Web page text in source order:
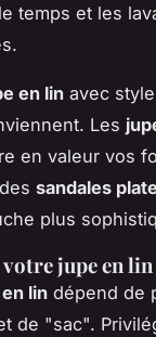
temps et les
en lin avec
Les
en valeur vos
sandales
plus
jupe en lin
lin dépend de
de "sac".